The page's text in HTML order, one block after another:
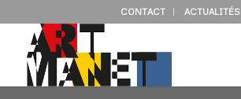
CONTACT ACTUALITÉS